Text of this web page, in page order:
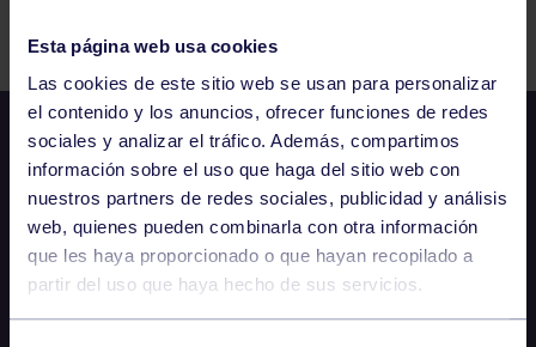
Esta página web usa cookies
Las cookies de este sitio web se usan para personalizar
el contenido y los anuncios, ofrecer funciones de redes
sociales y analizar el tráfico. Además, compartimos
información sobre el uso que haga del sitio web con
nuestros partners de redes sociales, publicidad y análisis
web, quienes pueden combinarla con otra información
que les haya proporcionado o que hayan recopilado a
partir del uso que haya hecho de sus servicios.